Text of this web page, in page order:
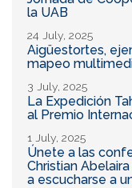
la UAB
24 July, 2025
Aigüestortes,
mapeo
3 July, 2025
La Expedición
al Premio
1 July, 2025
Únete a las
Christian
a escucharse a